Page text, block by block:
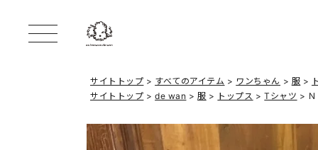
サイトトップ すべてのアイテム ワンちゃん 服
サイトトップ
de wan 服 トップス Tシャツ